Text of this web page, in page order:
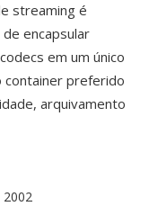
streaming é
encapsular
em um único
container preferido
arquivamento
2002